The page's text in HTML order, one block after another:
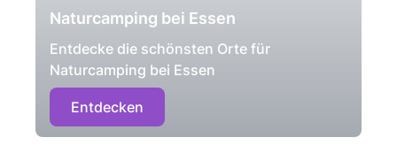
Naturcamping bei Essen
Entdecke die schönsten Orte für
Naturcamping bei Essen
Entdecken